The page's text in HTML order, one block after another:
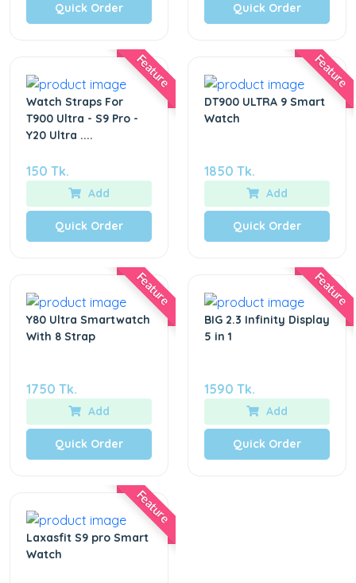
Quick Order Quick Order
Feature
Watch Straps For
T900 Ultra - S9 Pro -
Y20 Ultra ....
150 Tk.
Add
Quick Order
Feature
DT900 ULTRA 9 Smart
Watch
1850 Tk.
Add
Quick Order
Feature
Y80 Ultra Smartwatch
With 8 Strap
1750 Tk.
Add
Quick Order
Feature
BIG 2.3 Infinity Display
5 in 1
1590 Tk.
Add
Quick Order
Feature
Laxasfit S9 pro Smart
Watch